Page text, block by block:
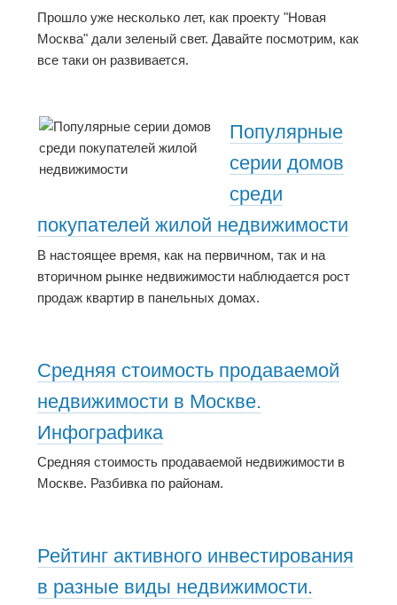
Прошло уже несколько лет, как проекту "Новая
Москва" дали зеленый свет. Давайте посмотрим, как
все таки он развивается.
Популярные
серии домов
среди
покупателей жилой недвижимости
В настоящее время, как на первичном, так и на
вторичном рынке недвижимости наблюдается рост
продаж квартир в панельных домах.
Средняя стоимость продаваемой
недвижимости в Москве.
Инфографика
Средняя стоимость продаваемой недвижимости в
Москве. Разбивка по районам.
Рейтинг активного инвестирования
в разные виды недвижимости.